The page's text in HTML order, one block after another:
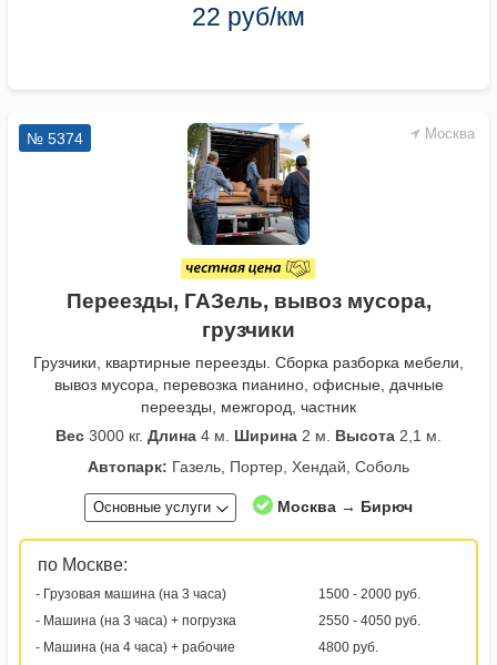
22 руб/км
Москва
№ 5374
Переезды, ГАЗель, вывоз мусора,
грузчики
Грузчики, квартирные переезды. Сборка разборка мебели,
вывоз мусора, перевозка пианино, офисные, дачные
переезды, межгород, частник
Вес 3000 кг. Длина 4 м. Ширина 2 м. Высота 2,1 м.
Автопарк: Газель, Портер, Хендай, Соболь
Основные услуги Москва → Бирюч
по Москве:
- Грузовая машина (на 3 часа)
1500 - 2000 руб.
- Машина (на 3 часа) + погрузка
2550 - 4050 руб.
- Машина (на 4 часа) + рабочие
4800 руб.